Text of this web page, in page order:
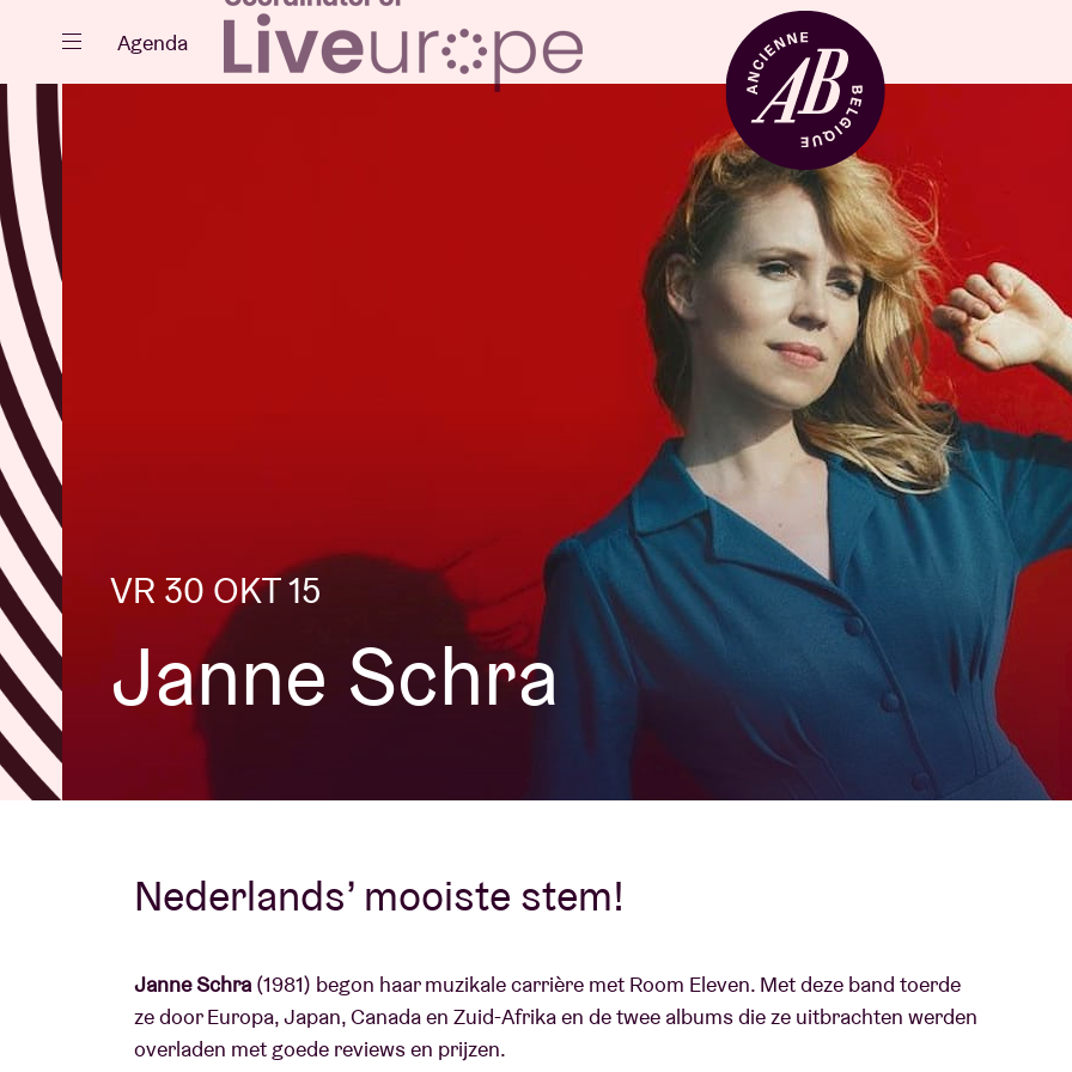
Sluiten
Bezoekersinfo
AB ❤ you
Zaalhuur
BRDCST
ABtv
Over AB
Contact
Agenda
VR 30 OKT 15
Janne Schra
Nederlands’ mooiste stem!
Janne Schra(1981) begon haar muzikale carrière met Room Eleven. Met deze band toerde
ze door Europa, Japan, Canada en Zuid-Afrika en de twee albums die ze uitbrachten werden
overladen met goede reviews en prijzen.